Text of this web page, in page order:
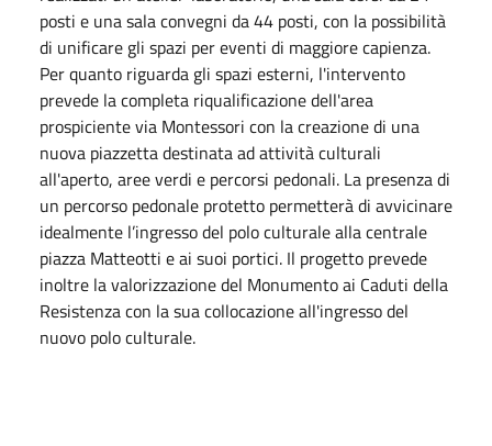
posti e una sala convegni da 44 posti, con la possibilità
di unificare gli spazi per eventi di maggiore capienza.
Per quanto riguarda gli spazi esterni, l'intervento
prevede la completa riqualificazione dell'area
prospiciente via Montessori con la creazione di una
nuova piazzetta destinata ad attività culturali
all'aperto, aree verdi e percorsi pedonali. La presenza di
un percorso pedonale protetto permetterà di avvicinare
idealmente l’ingresso del polo culturale alla centrale
piazza Matteotti e ai suoi portici. Il progetto prevede
inoltre la valorizzazione del Monumento ai Caduti della
Resistenza con la sua collocazione all'ingresso del
nuovo polo culturale.